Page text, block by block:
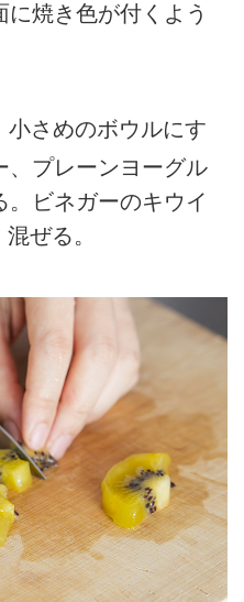
に焼き色が付くよう
さめのボウルにす
、プレーンヨーグル
。ビネガーのキウイ
ぜる。